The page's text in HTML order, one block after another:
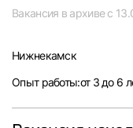
Саратов
Вакансия в архиве с
Нижнекамск
Опыт работы:от 3 до 6